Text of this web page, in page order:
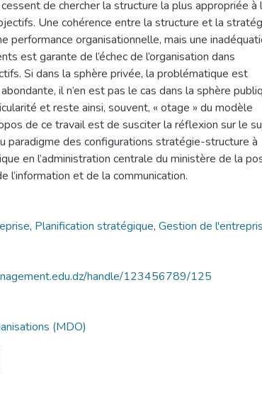
de chercher la structure la plus appropriée à
Une cohérence entre la structure et la
performance organisationnelle, mais une
est garante de l’échec de l’organisation dans
Si dans la sphère privée, la problématique est
il n’en est pas le cas dans la sphère
et reste ainsi, souvent, « otage » du modèle
de ce travail est de susciter la réflexion sur le
paradigme des configurations stratégie-structure à
en l’administration centrale du ministère de la
l’information et de la communication.
, Planification stratégique, Gestion de
handle/123456789/125
(MDO)